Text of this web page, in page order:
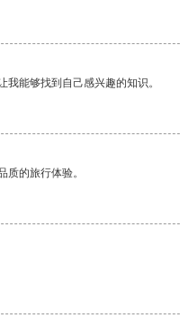
能够找到自己感兴趣的知识。
的旅行体验。